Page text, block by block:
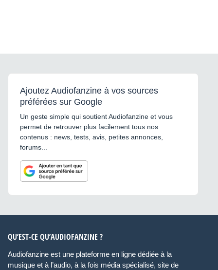
Ajoutez Audiofanzine à vos sources
préférées sur Google
Un geste simple qui soutient Audiofanzine et vous
permet de retrouver plus facilement tous nos
contenus : news, tests, avis, petites annonces,
forums...
QU’EST-CE QU’AUDIOFANZINE ?
Audiofanzine est une plateforme en ligne dédiée à la
musique et à l’audio, à la fois média spécialisé, site de